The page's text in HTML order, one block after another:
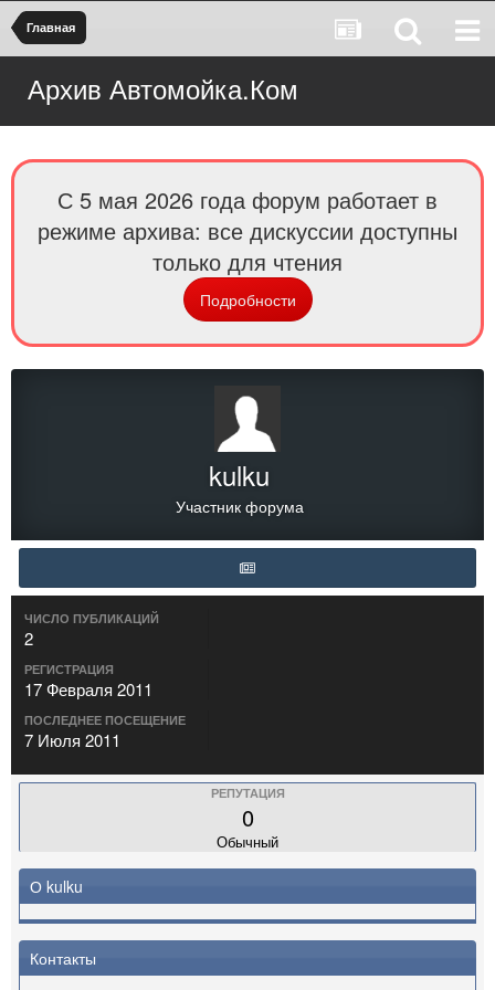
Главная
Архив Автомойка.Ком
С 5 мая 2026 года форум работает в
режиме архива: все дискуссии доступны
только для чтения
Подробности
kulku
Участник форума
ЧИСЛО ПУБЛИКАЦИЙ
2
РЕГИСТРАЦИЯ
17 Февраля 2011
ПОСЛЕДНЕЕ ПОСЕЩЕНИЕ
7 Июля 2011
РЕПУТАЦИЯ
0
Обычный
О kulku
Контакты